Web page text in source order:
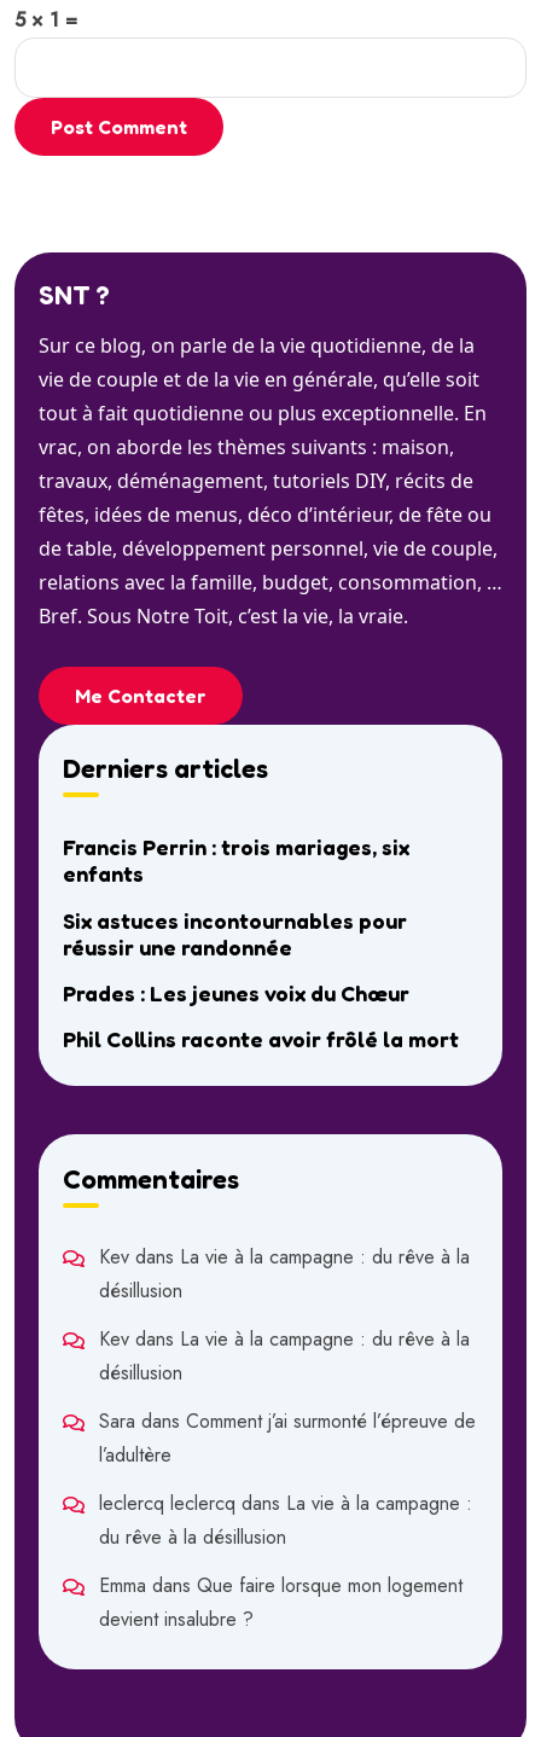
5 × 1 =
Post Comment
SNT ?
Sur ce blog, on parle de la vie quotidienne, de la
vie de couple et de la vie en générale, qu’elle soit
tout à fait quotidienne ou plus exceptionnelle. En
vrac, on aborde les thèmes suivants : maison,
travaux, déménagement, tutoriels DIY, récits de
fêtes, idées de menus, déco d’intérieur, de fête ou
de table, développement personnel, vie de couple,
relations avec la famille, budget, consommation, …
Bref. Sous Notre Toit, c’est la vie, la vraie.
Me Contacter
Derniers articles
Francis Perrin : trois mariages, six
enfants
Six astuces incontournables pour
réussir une randonnée
Prades : Les jeunes voix du Chœur
Phil Collins raconte avoir frôlé la mort
Commentaires
Kev dans La vie à la campagne : du rêve à la
désillusion
Kev dans La vie à la campagne : du rêve à la
désillusion
Sara dans Comment j’ai surmonté l’épreuve de
l’adultère
leclercq leclercq dans La vie à la campagne :
du rêve à la désillusion
Emma dans Que faire lorsque mon logement
devient insalubre ?